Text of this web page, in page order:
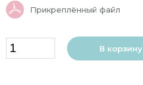
Прикреплённый файл
В корзину